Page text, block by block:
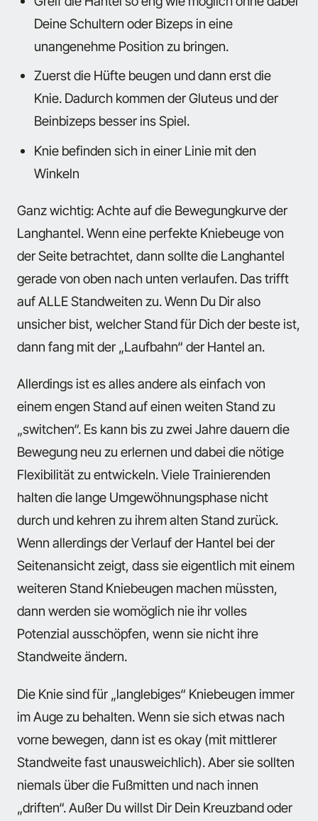
Deine Schultern oder Bizeps in eine
unangenehme Position zu bringen.
Zuerst die Hüfte beugen und dann erst die
Knie. Dadurch kommen der Gluteus und der
Beinbizeps besser ins Spiel.
Knie befinden sich in einer Linie mit den
Winkeln
Ganz wichtig: Achte auf die Bewegungkurve der
Langhantel. Wenn eine perfekte Kniebeuge von
der Seite betrachtet, dann sollte die Langhantel
gerade von oben nach unten verlaufen. Das trifft
auf ALLE Standweiten zu. Wenn Du Dir also
unsicher bist, welcher Stand für Dich der beste ist,
dann fang mit der „Laufbahn“ der Hantel an.
Allerdings ist es alles andere als einfach von
einem engen Stand auf einen weiten Stand zu
„switchen“. Es kann bis zu zwei Jahre dauern die
Bewegung neu zu erlernen und dabei die nötige
Flexibilität zu entwickeln. Viele Trainierenden
halten die lange Umgewöhnungsphase nicht
durch und kehren zu ihrem alten Stand zurück.
Wenn allerdings der Verlauf der Hantel bei der
Seitenansicht zeigt, dass sie eigentlich mit einem
weiteren Stand Kniebeugen machen müssten,
dann werden sie womöglich nie ihr volles
Potenzial ausschöpfen, wenn sie nicht ihre
Standweite ändern.
Die Knie sind für „langlebiges“ Kniebeugen immer
im Auge zu behalten. Wenn sie sich etwas nach
vorne bewegen, dann ist es okay (mit mittlerer
Standweite fast unausweichlich). Aber sie sollten
niemals über die Fußmitten und nach innen
„driften“. Außer Du willst Dir Dein Kreuzband oder